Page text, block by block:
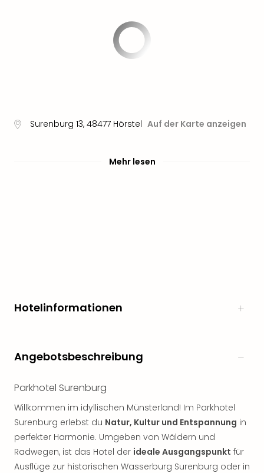
Surenburg 13, 48477 Hörstel Auf der Karte anzeigen
Mehr lesen
Hotelinformationen
Angebotsbeschreibung
Parkhotel Surenburg
Willkommen im idyllischen Münsterland! Im Parkhotel
Surenburg erlebst du Natur, Kultur und Entspannung in
perfekter Harmonie. Umgeben von Wäldern und
Radwegen, ist das Hotel der ideale Ausgangspunkt für
Ausflüge zur historischen Wasserburg Surenburg oder in